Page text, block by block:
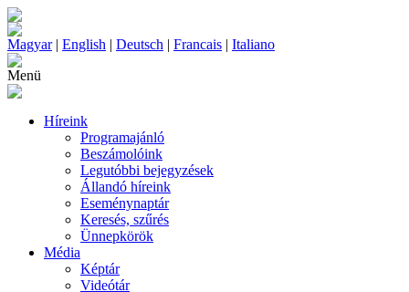
Magyar| English | Deutsch | Francais | Italiano
Menü
Híreink
Programajánló
Beszámolóink
Legutóbbi bejegyzések
Állandó híreink
Eseménynaptár
Keresés, szűrés
Ünnepkörök
Média
Képtár
Videótár